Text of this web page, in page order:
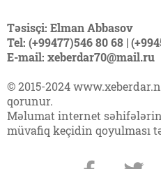
Təsisçi: Elman Abbasov
Tel: (+99477)546 80 68 |
E-mail: xeberdar70@mail.ru
© 2015-2024
qorunur.
Məlumat internet
müvafiq keçidin qoyulması